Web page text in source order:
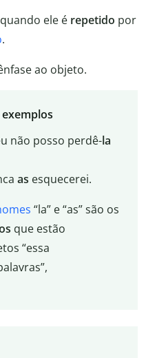
quando ele é repetido por
.
ao objeto.
não posso perdê-la
as esquecerei.
“la” e “as” são os
que estão
“essa